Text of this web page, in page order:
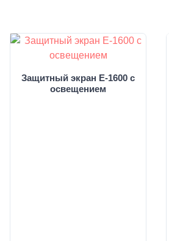
Защитный экран E-1600 с
освещением